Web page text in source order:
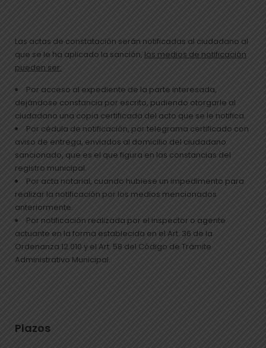
Las actas de constatación serán notificadas al ciudadano al
que se le ha aplicado la sanción, los medios de notificación
pueden ser:
Por acceso al expediente de la parte interesada,
dejándose constancia por escrito, pudiendo otorgarle al
ciudadano una copia certificada del acto que se le notifica.
Por cédula de notificación, por telegrama certificado con
aviso de entrega, enviados al domicilio del ciudadano
sancionado, que es el que figura en las constancias del
registro municipal.
Por acta notarial, cuando hubiese un impedimento para
realizar la notificación por los medios mencionados
anteriormente.
Por notificación realizada por el inspector o agente
actuante en la forma establecida en el Art. 36 de la
Ordenanza 12.010 y el Art. 58 del Código de Trámite
Administrativo Municipal.
Plazos